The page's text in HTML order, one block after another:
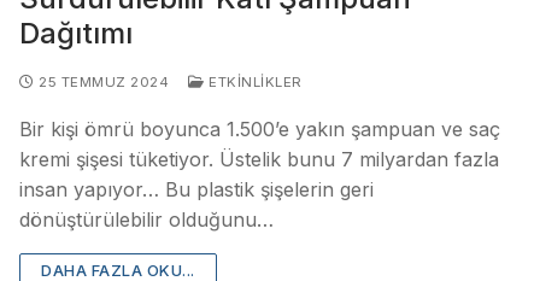
Dağıtımı
25 TEMMUZ 2024 ETKINLIKLER
Bir kişi ömrü boyunca 1.500’e yakın şampuan ve saç
kremi şişesi tüketiyor. Üstelik bunu 7 milyardan fazla
insan yapıyor… Bu plastik şişelerin geri
dönüştürülebilir olduğunu…
DAHA FAZLA OKU...